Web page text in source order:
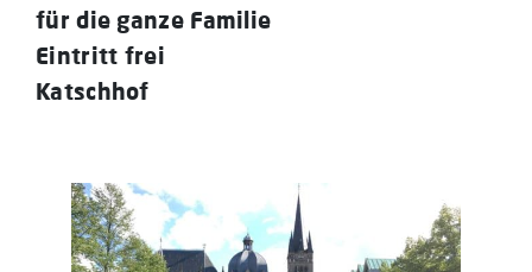
für die ganze Familie
Eintritt frei
Katschhof